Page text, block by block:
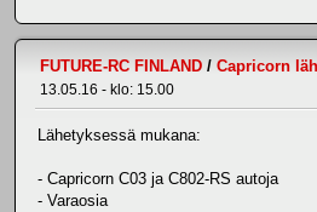
FUTURE-RC FINLAND / Capricorn
13.05.16 - klo: 15.00
Lähetyksessä mukana:
- Capricorn C03 ja C802-RS autoja
- Varaosia